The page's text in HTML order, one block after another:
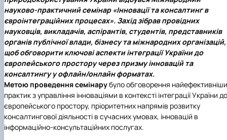
науково-практичний семінар «Інновації та консалтинг в
євроінтеграційних процесах». Захід зібрав провідних
науковців, викладачів, аспірантів, студентів, представників
органів публічної влади, бізнесу та міжнародних організацій,
щоб обговорити ключові аспекти інтеграції України до
європейського простору через призму інновацій та
консалтингу у офлайн/онлайн форматах.
Метою проведення семінарубуло обговорення
практик з управління інноваціями в контексті інтеграції України до
європейського простору, пріоритетних напрямів розвитку
консалтингової діяльності в сучасних умовах, інновацій в
інформаційно-консультаційних послугах.